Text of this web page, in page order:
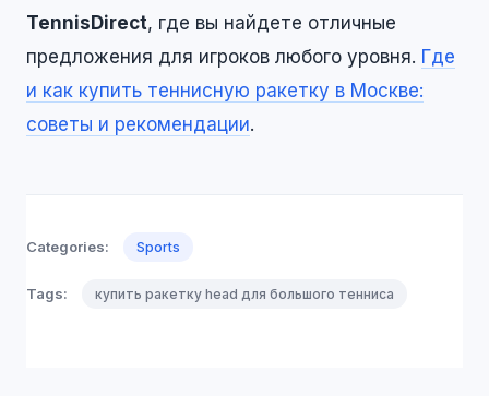
TennisDirect, где вы найдете отличные
предложения для игроков любого уровня. Где
и как купить теннисную ракетку в Москве:
советы и рекомендации.
Categories: Sports
Tags: купить ракетку head для большого тенниса